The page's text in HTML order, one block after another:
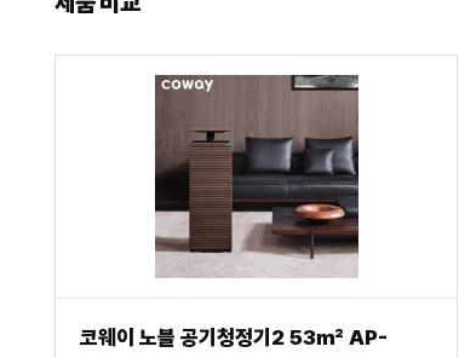
코웨이 노블 공기청정기2 53㎡ AP-